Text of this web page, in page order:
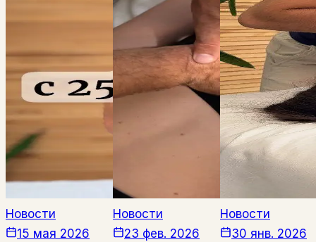
Новости
15 мая 2026
Новости
23 фев. 2026
Новости
30 янв. 2026